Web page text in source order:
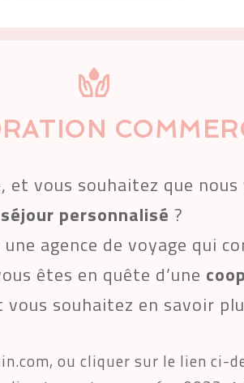
vous souhaitez que
séjour personnalisé ?
agence de voyage qui
êtes en quête d’une
souhaitez en savoir